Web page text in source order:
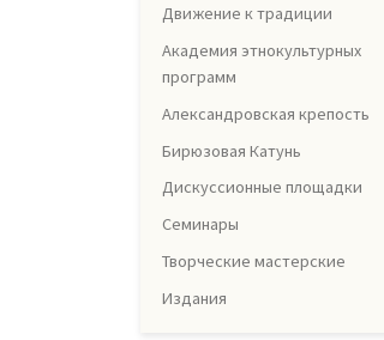
Движение к традиции
Академия этнокультурных
программ
Александровская крепость
Бирюзовая Катунь
Дискуссионные площадки
Семинары
Творческие мастерские
Издания